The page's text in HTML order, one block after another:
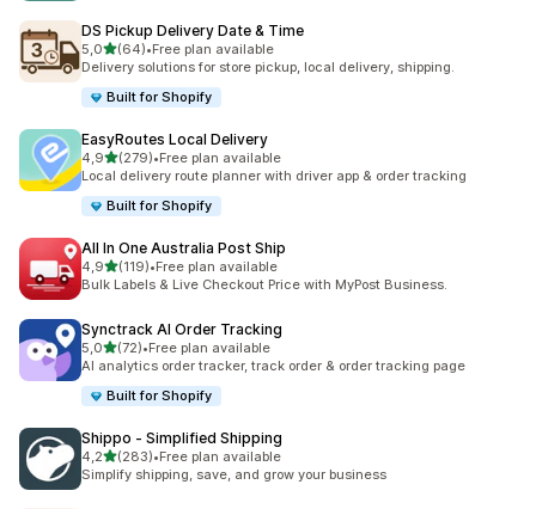
DS Pickup Delivery Date & Time
5,0z 5 hvězd
(64)
Celkový počet recenzí: 64
•Free plan available
Delivery solutions for store pickup, local delivery, shipping.
Built for Shopify
EasyRoutes Local Delivery
4,9z 5 hvězd
(279)
Celkový počet recenzí: 279
•Free plan available
Local delivery route planner with driver app & order tracking
Built for Shopify
All In One Australia Post Ship
4,9z 5 hvězd
(119)
Celkový počet recenzí: 119
•Free plan available
Bulk Labels & Live Checkout Price with MyPost Business.
Synctrack AI Order Tracking
5,0z 5 hvězd
(72)
Celkový počet recenzí: 72
•Free plan available
AI analytics order tracker, track order & order tracking page
Built for Shopify
Shippo ‑ Simplified Shipping
4,2z 5 hvězd
(283)
Celkový počet recenzí: 283
•Free plan available
Simplify shipping, save, and grow your business